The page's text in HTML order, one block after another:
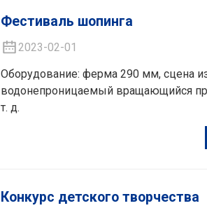
Фестиваль шопинга
2023-02-01
Оборудование: ферма 290 мм, сцена
водонепроницаемый вращающийся
т. д.
Конкурс детского творчества